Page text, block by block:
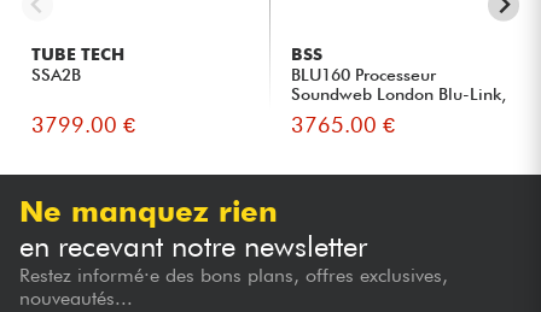
TUBE TECH
SSA2B
3799.00 €
BSS
BLU160 Processeur
Soundweb London Blu-Link,
châss...
3765.00 €
Ne manquez rien
en recevant notre newsletter
Restez informé·e des bons plans, offres exclusives,
nouveautés...